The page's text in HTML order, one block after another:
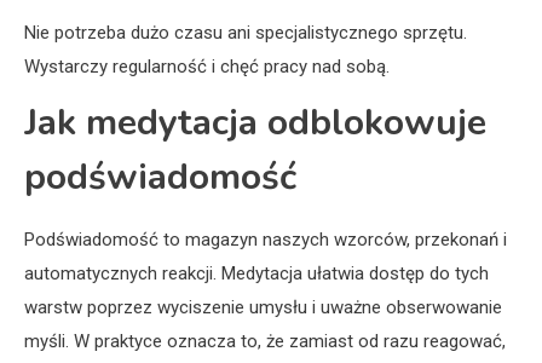
Nie potrzeba dużo czasu ani specjalistycznego sprzętu.
Wystarczy regularność i chęć pracy nad sobą.
Jak medytacja odblokowuje
podświadomość
Podświadomość to magazyn naszych wzorców, przekonań i
automatycznych reakcji. Medytacja ułatwia dostęp do tych
warstw poprzez wyciszenie umysłu i uważne obserwowanie
myśli. W praktyce oznacza to, że zamiast od razu reagować,